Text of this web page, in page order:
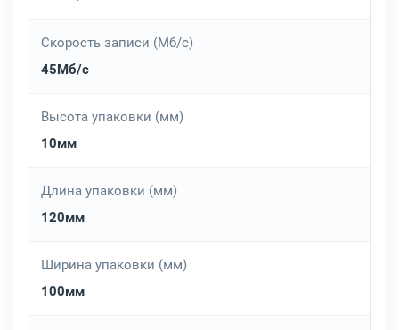
Скорость записи (Мб/с)
45Мб/с
Высота упаковки (мм)
10мм
Длина упаковки (мм)
120мм
Ширина упаковки (мм)
100мм